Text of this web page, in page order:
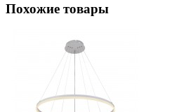
Похожие товары